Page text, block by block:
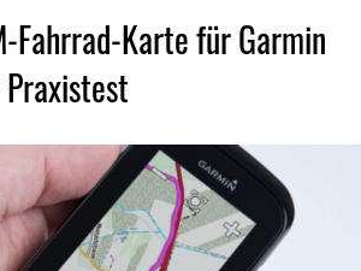
Fahrrad-Karte für Garmin